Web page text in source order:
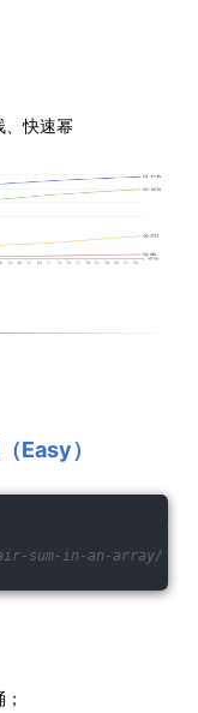
、快速幂
Easy）
sum-in-an-array/